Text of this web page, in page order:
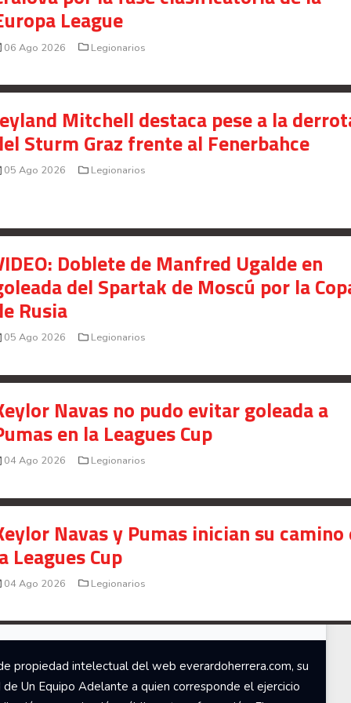
Saprissa a nivel internacional
Celso Borges enfrenta investigación penal por
Your Add Here !!
Radio Actual107.1FM
por la fase clasificatoria de la
League
Mitchell destaca pese a la
Sturm Graz frente al Fenerbahce
Doblete de Manfred Ugalde en
del Spartak de Moscú por la
Rusia
Navas no pudo evitar goleada a
en la Leagues Cup
Navas y Pumas inician su camino
Leagues Cup
propiedad intelectual del web everardoherrera.com, su